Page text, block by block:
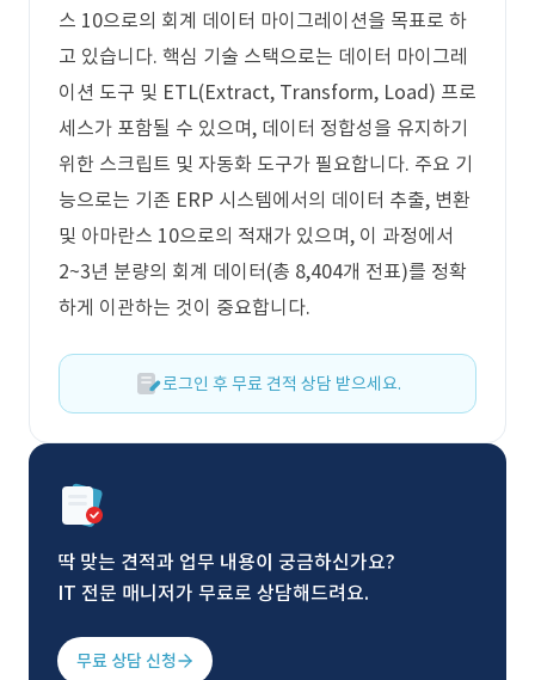
스 10으로의 회계 데이터 마이그레이션을 목표로 하
고 있습니다. 핵심 기술 스택으로는 데이터 마이그레
이션 도구 및 ETL(Extract, Transform, Load) 프로
세스가 포함될 수 있으며, 데이터 정합성을 유지하기
위한 스크립트 및 자동화 도구가 필요합니다. 주요 기
능으로는 기존 ERP 시스템에서의 데이터 추출, 변환
및 아마란스 10으로의 적재가 있으며, 이 과정에서
2~3년 분량의 회계 데이터(총 8,404개 전표)를 정확
하게 이관하는 것이 중요합니다.
로그인 후 무료 견적 상담 받으세요.
딱 맞는 견적과 업무 내용이 궁금하신가요?
IT 전문 매니저가 무료로 상담해드려요.
무료 상담 신청